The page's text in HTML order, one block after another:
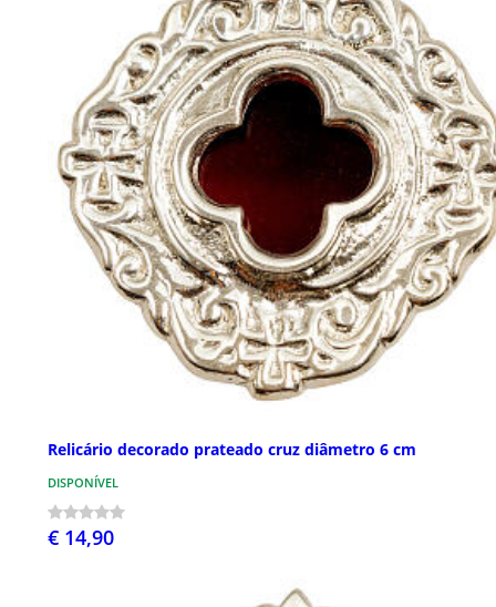
Relicário decorado prateado cruz diâmetro 6 cm
DISPONÍVEL
€ 14,90